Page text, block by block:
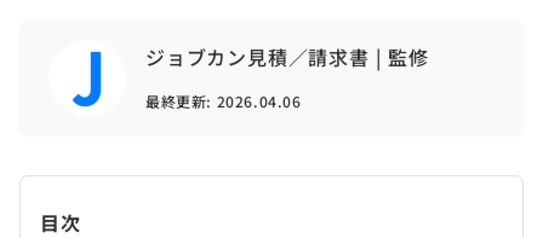
ジョブカン見積／請求書 | 監修
最終更新: 2026.04.06
目次